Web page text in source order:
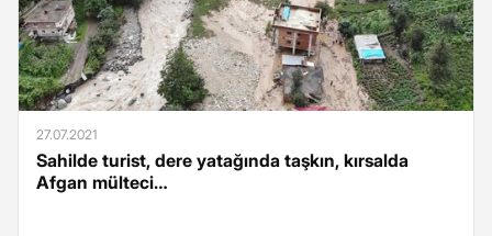
27.07.2021
Sahilde turist, dere yatağında taşkın, kırsalda
Afgan mülteci…